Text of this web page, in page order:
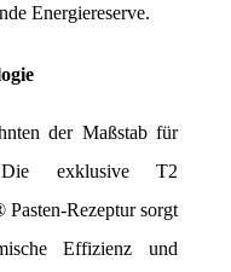
Energiereserve.
der Maßstab für
Die exklusive T2
Rezeptur sorgt
Effizienz und